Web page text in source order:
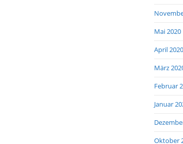
Mai 2020
April 2020
März
Februar
Januar
Oktober